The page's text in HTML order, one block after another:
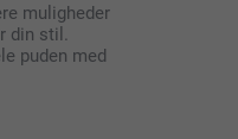
muligheder
din stil.
puden med